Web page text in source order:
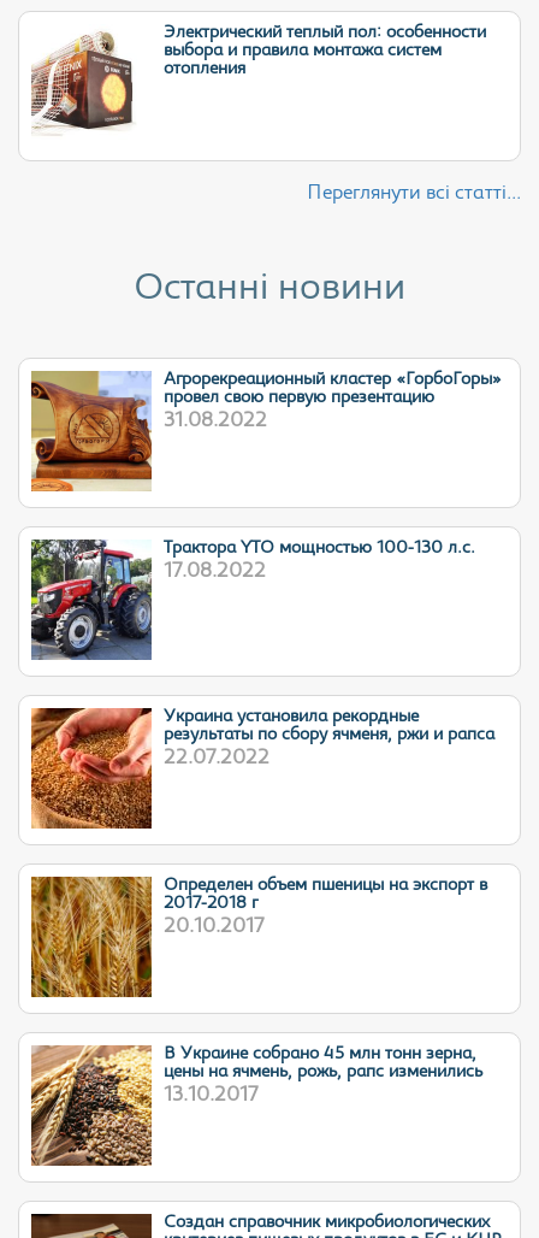
Электрический теплый пол: особенности
выбора и правила монтажа систем
отопления
Переглянути всі статті...
Останні новини
Агрорекреационный кластер «ГорбоГоры»
провел свою первую презентацию
31.08.2022
Трактора YTO мощностью 100-130 л.с.
17.08.2022
Украина установила рекордные
результаты по сбору ячменя, ржи и рапса
22.07.2022
Определен объем пшеницы на экспорт в
2017-2018 г
20.10.2017
В Украине собрано 45 млн тонн зерна,
цены на ячмень, рожь, рапс изменились
13.10.2017
Cоздан справочник микробиологических